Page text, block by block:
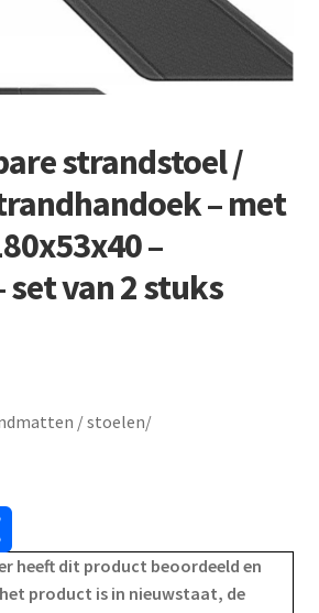
strandstoel /
– met
–
van 2 stuks
/ stoelen/
hheeft dit product beoordeeld en
product is in nieuwstaat, de